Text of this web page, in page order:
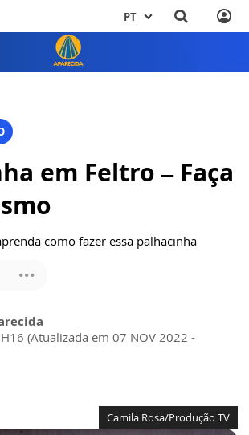
PT
em Feltro – Faça
como fazer essa palhacinha
(Atualizada em 07 NOV 2022 -
Camila Rosa/Produção TV